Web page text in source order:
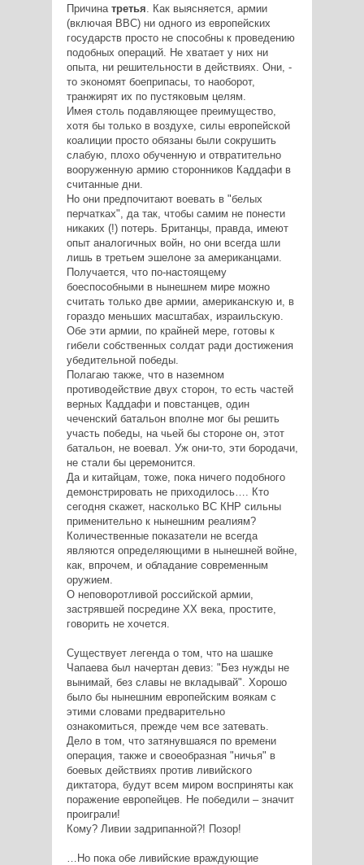
Причина третья. Как выясняется, армии
(включая ВВС) ни одного из европейских
государств просто не способны к проведению
подобных операций. Не хватает у них ни
опыта, ни решительности в действиях. Они, -
то экономят боеприпасы, то наоборот,
транжирят их по пустяковым целям.
Имея столь подавляющее преимущество,
хотя бы только в воздухе, силы европейской
коалиции просто обязаны были сокрушить
слабую, плохо обученную и отвратительно
вооруженную армию сторонников Каддафи в
считанные дни.
Но они предпочитают воевать в "белых
перчатках", да так, чтобы самим не понести
никаких (!) потерь. Британцы, правда, имеют
опыт аналогичных войн, но они всегда шли
лишь в третьем эшелоне за американцами.
Получается, что по-настоящему
боеспособными в нынешнем мире можно
считать только две армии, американскую и, в
гораздо меньших масштабах, израильскую.
Обе эти армии, по крайней мере, готовы к
гибели собственных солдат ради достижения
убедительной победы.
Полагаю также, что в наземном
противодействие двух сторон, то есть частей
верных Каддафи и повстанцев, один
чеченский батальон вполне мог бы решить
участь победы, на чьей бы стороне он, этот
батальон, не воевал. Уж они-то, эти бородачи,
не стали бы церемонится.
Да и китайцам, тоже, пока ничего подобного
демонстрировать не приходилось…. Кто
сегодня скажет, насколько ВС КНР сильны
применительно к нынешним реалиям?
Количественные показатели не всегда
являются определяющими в нынешней войне,
как, впрочем, и обладание современным
оружием.
О неповоротливой российской армии,
застрявшей посредине ХХ века, простите,
говорить не хочется.
Существует легенда о том, что на шашке
Чапаева был начертан девиз: "Без нужды не
вынимай, без славы не вкладывай". Хорошо
было бы нынешним европейским воякам с
этими словами предварительно
ознакомиться, прежде чем все затевать.
Дело в том, что затянувшаяся по времени
операция, также и своеобразная "ничья" в
боевых действиях против ливийского
диктатора, будут всем миром восприняты как
поражение европейцев. Не победили – значит
проиграли!
Кому? Ливии задрипанной?! Позор!
…Но пока обе ливийские враждующие